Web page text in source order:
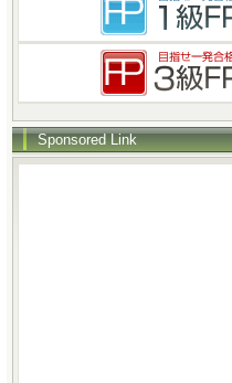
Sponsored Link